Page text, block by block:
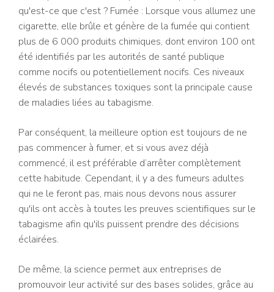
qu'est-ce que c'est ? Fumée : Lorsque vous allumez une
cigarette, elle brûle et génère de la fumée qui contient
plus de 6 000 produits chimiques, dont environ 100 ont
été identifiés par les autorités de santé publique
comme nocifs ou potentiellement nocifs. Ces niveaux
élevés de substances toxiques sont la principale cause
de maladies liées au tabagisme.
Par conséquent, la meilleure option est toujours de ne
pas commencer à fumer, et si vous avez déjà
commencé, il est préférable d’arrêter complètement
cette habitude. Cependant, il y a des fumeurs adultes
qui ne le feront pas, mais nous devons nous assurer
qu'ils ont accès à toutes les preuves scientifiques sur le
tabagisme afin qu'ils puissent prendre des décisions
éclairées.
De même, la science permet aux entreprises de
promouvoir leur activité sur des bases solides, grâce au